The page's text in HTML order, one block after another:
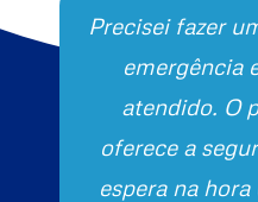
Precisei fazer
emergência
atendido. O
oferece a
espera na